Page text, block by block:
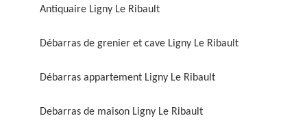
Antiquaire Ligny Le Ribault
Débarras de grenier et cave Ligny Le Ribault
Débarras appartement Ligny Le Ribault
Debarras de maison Ligny Le Ribault